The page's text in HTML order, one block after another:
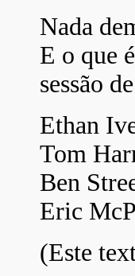
Nada
E o que
sessão
Ethan
Tom
Ben
Eric
(Este